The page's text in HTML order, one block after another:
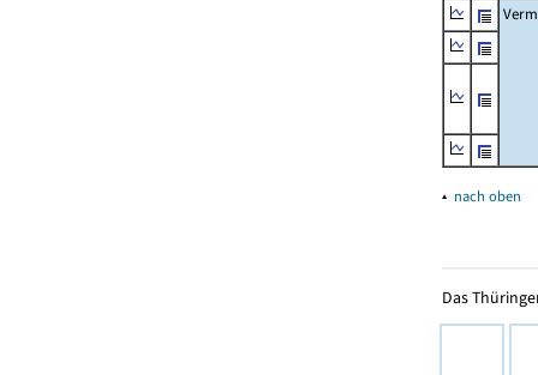
▴ nach oben
Das